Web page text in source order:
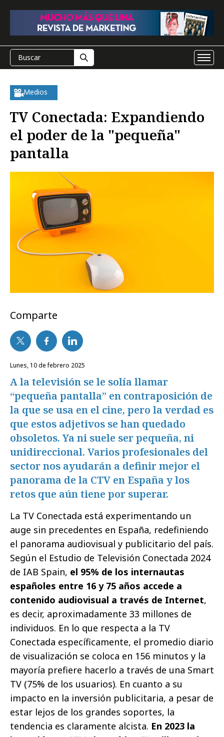
Medios
TV Conectada: Expandiendo
el poder de la "pequeña"
pantalla
Comparte
lunes, 10 de febrero 2025
A la televisión se le solía llamar
“pequeña pantalla” en contraposición de
la que se usa en el cine, pero la verdad es
que estos adjetivos se han quedado
obsoletos. Ya ni suele ser pequeña, ni
unidireccional. Varios profesionales del
sector nos ayudarán a definir mejor el
panorama de la CTV en España y los
retos que aún tiene por superar.
La TV Conectada está experimentando un
auge sin precedentes en España, redefiniendo
el panorama audiovisual y publicitario del país.
Según el Estudio de Televisión Conectada 2024
de IAB Spain, el 95% de los internautas
españoles entre 16 y 75 años accede a
contenido audiovisual a través de Internet,
es decir, aproximadamente 33 millones de
individuos. En lo que respecta a la TV
Conectada específicamente, el promedio diario
de visualización se coloca en 156 minutos y la
mayoría prefiere hacerlo a través de una Smart
TV (75% de los usuarios). En cuanto a su
impacto en la inversión publicitaria, a pesar de
estar lejos de los grandes soportes, la
tendencia es claramente alcista. En 2023 la